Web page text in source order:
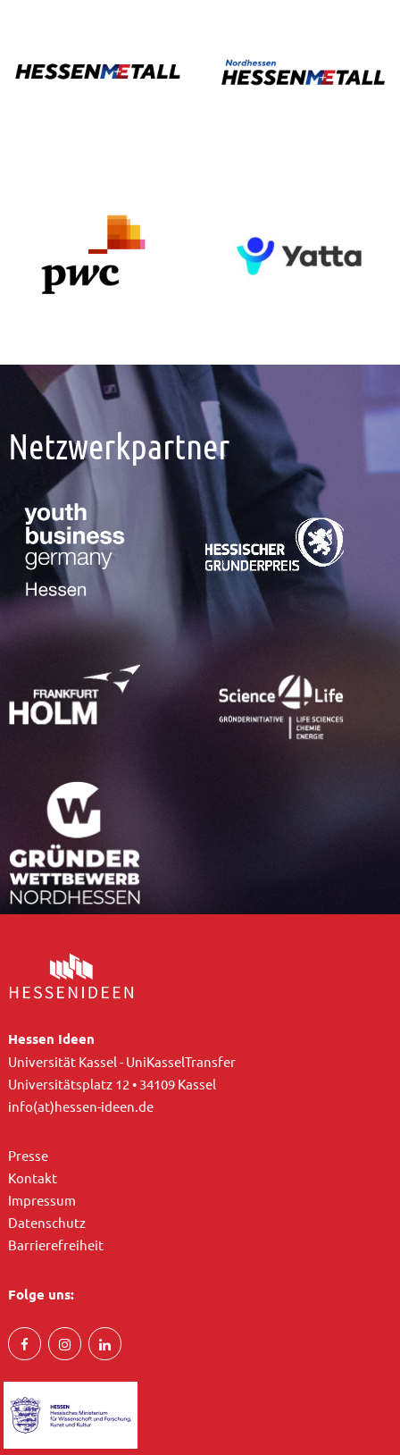
Netzwerkpartner
Hessen Ideen
Universität Kassel - UniKasselTransfer
Universitätsplatz 12 • 34109 Kassel
info(at)hessen-ideen.de
Presse
Kontakt
Impressum
Datenschutz
Barrierefreiheit
Folge uns: